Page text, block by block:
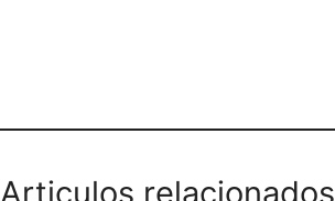
Articulos relacionados